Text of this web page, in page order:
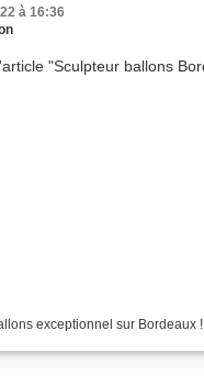
à 16:36
exceptionnel sur Bordeaux !